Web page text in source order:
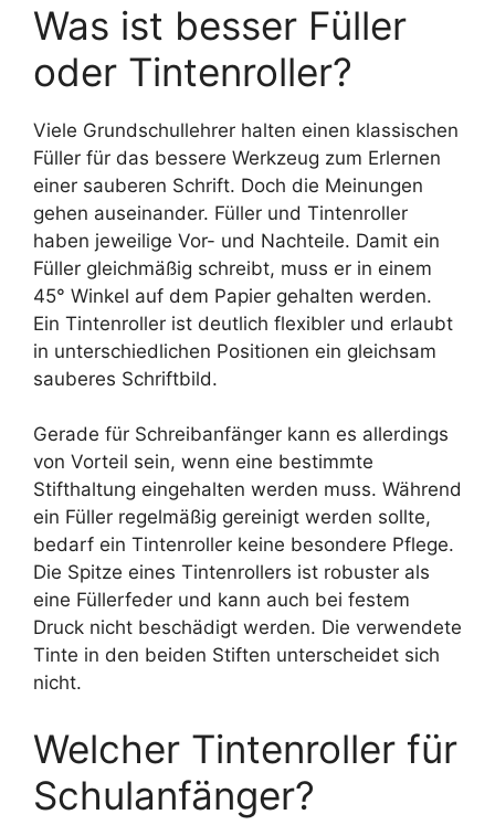
Was ist besser Füller
oder Tintenroller?
Viele Grundschullehrer halten einen klassischen
Füller für das bessere Werkzeug zum Erlernen
einer sauberen Schrift. Doch die Meinungen
gehen auseinander. Füller und Tintenroller
haben jeweilige Vor- und Nachteile. Damit ein
Füller gleichmäßig schreibt, muss er in einem
45° Winkel auf dem Papier gehalten werden.
Ein Tintenroller ist deutlich flexibler und erlaubt
in unterschiedlichen Positionen ein gleichsam
sauberes Schriftbild.
Gerade für Schreibanfänger kann es allerdings
von Vorteil sein, wenn eine bestimmte
Stifthaltung eingehalten werden muss. Während
ein Füller regelmäßig gereinigt werden sollte,
bedarf ein Tintenroller keine besondere Pflege.
Die Spitze eines Tintenrollers ist robuster als
eine Füllerfeder und kann auch bei festem
Druck nicht beschädigt werden. Die verwendete
Tinte in den beiden Stiften unterscheidet sich
nicht.
Welcher Tintenroller für
Schulanfänger?